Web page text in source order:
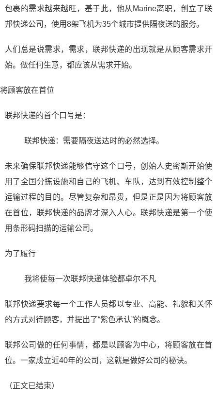
包裹的需求越来越旺，基于此，他从Marine离职，创立了联
邦快递公司，使用8架飞机为35个城市提供隔夜送的服务。
人们总是说需求，需求，联邦快递的出现就是从顾客需求开
始。做任何生意，都应该从需求开始。
将顾客放在首位
联邦快递的首个口号是：
联邦快递：需要隔夜送达时的必然选择。
未来确保联邦快递能够信守这个口号，创始人史密斯开始使
用了全国分拣设施和自己的飞机、车队，达到有效控制整个
运输过程的目的。尽管复杂和昂贵，但是正是因为将顾客放
在首位，联邦快递的品牌才深入人心。联邦快递是第一个使
用条形码扫描的运输公司。
为了履行
我将使每一次联邦快递体验都卓尔不凡
联邦快递要求每一个工作人员都以专业、高能、礼貌和关怀
的方式对待顾客，并提出了“紫色承认”的概念。
联邦公司做的任何事情，都是以顾客为中心，将顾客放在首
位。一家成立近40年的公司，这就是做好公司的秘诀。
（正文已结束）